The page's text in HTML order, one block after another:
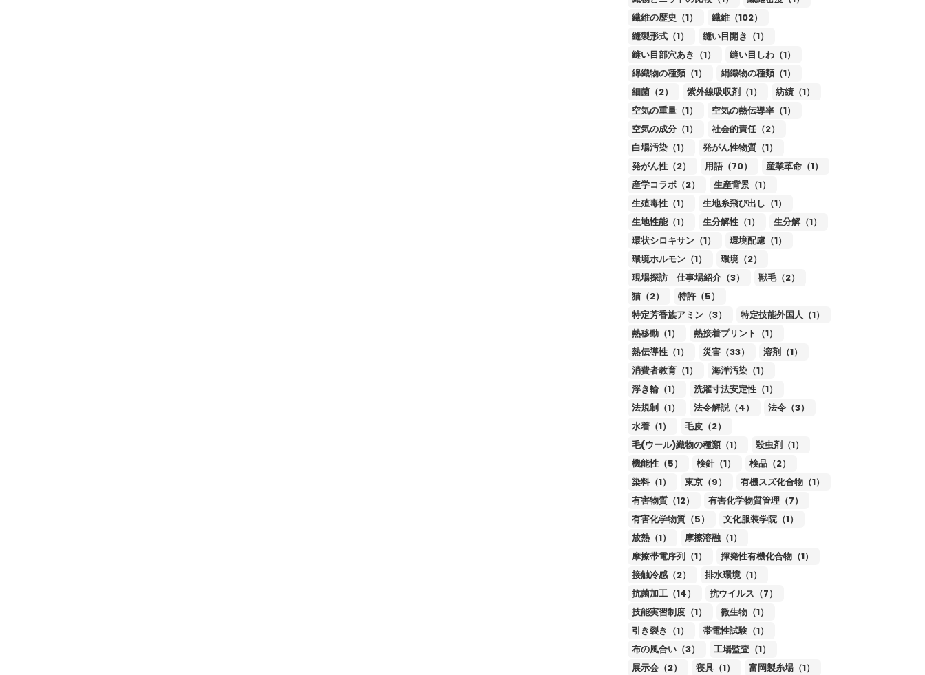
繊維の歴史（1）
繊維（102）
縫製形式（1）
縫い目開き（1）
縫い目部穴あき（1）
縫い目しわ（1）
綿織物の種類（1）
絹織物の種類（1）
細菌（2）
紫外線吸収剤（1）
紡績（1）
空気の重量（1）
空気の熱伝導率（1）
空気の成分（1）
社会的責任（2）
白場汚染（1）
発がん性物質（1）
発がん性（2）
用語（70）
産業革命（1）
産学コラボ（2）
生産背景（1）
生殖毒性（1）
生地糸飛び出し（1）
生地性能（1）
生分解性（1）
生分解（1）
環状シロキサン（1）
環境配慮（1）
環境ホルモン（1）
環境（2）
現場探訪 仕事場紹介（3）
獣毛（2）
猫（2）
特許（5）
特定芳香族アミン（3）
特定技能外国人（1）
熱移動（1）
熱接着プリント（1）
熱伝導性（1）
災害（33）
溶剤（1）
消費者教育（1）
海洋汚染（1）
浮き輪（1）
洗濯寸法安定性（1）
法規制（1）
法令解説（4）
法令（3）
水着（1）
毛皮（2）
毛(ウール)織物の種類（1）
殺虫剤（1）
機能性（5）
検針（1）
検品（2）
染料（1）
東京（9）
有機スズ化合物（1）
有害物質（12）
有害化学物質管理（7）
有害化学物質（5）
文化服装学院（1）
放熱（1）
摩擦溶融（1）
摩擦帯電序列（1）
揮発性有機化合物（1）
接触冷感（2）
排水環境（1）
抗菌加工（14）
抗ウイルス（7）
技能実習制度（1）
微生物（1）
引き裂き（1）
帯電性試験（1）
布の風合い（3）
工場監査（1）
展示会（2）
寝具（1）
富岡製糸場（1）